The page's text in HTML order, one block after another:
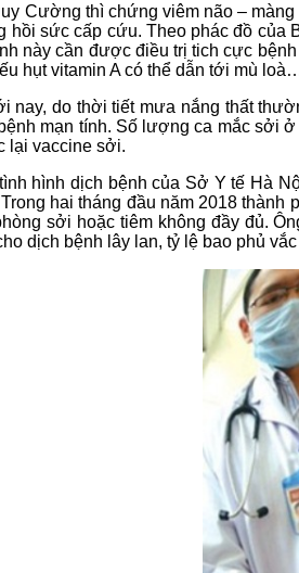
Cường thì chứng viêm não –
hồi sức cấp cứu. Theo phác đồ
này cần được điều trị tich cực
hụt vitamin A có thể dẫn tới mù
nay, do thời tiết mưa nắng thất
mạn tính. Số lượng ca mắc sởi
lại vaccine sởi.
hình dịch bệnh của Sở Y tế Hà
hai tháng đầu năm 2018
sởi hoặc tiêm không đầy đủ.
dịch bệnh lây lan, tỷ lệ bao phủ